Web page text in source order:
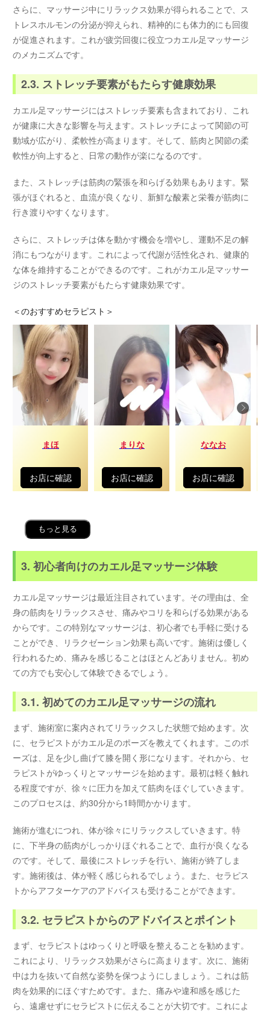
さらに、マッサージ中にリラックス効果が得られることで、ス
トレスホルモンの分泌が抑えられ、精神的にも体力的にも回復
が促進されます。これが疲労回復に役立つカエル足マッサージ
のメカニズムです。
2.3. ストレッチ要素がもたらす健康効果
カエル足マッサージにはストレッチ要素も含まれており、これ
が健康に大きな影響を与えます。ストレッチによって関節の可
動域が広がり、柔軟性が高まります。そして、筋肉と関節の柔
軟性が向上すると、日常の動作が楽になるのです。
また、ストレッチは筋肉の緊張を和らげる効果もあります。緊
張がほぐれると、血流が良くなり、新鮮な酸素と栄養が筋肉に
行き渡りやすくなります。
さらに、ストレッチは体を動かす機会を増やし、運動不足の解
消にもつながります。これによって代謝が活性化され、健康的
な体を維持することができるのです。これがカエル足マッサー
ジのストレッチ要素がもたらす健康効果です。
＜のおすすめセラピスト＞
まほ
お店に確認
まりな
お店に確認
ななお
お店に確認
もっと見る
3. 初心者向けのカエル足マッサージ体験
カエル足マッサージは最近注目されています。その理由は、全
身の筋肉をリラックスさせ、痛みやコリを和らげる効果がある
からです。この特別なマッサージは、初心者でも手軽に受ける
ことができ、リラクゼーション効果も高いです。施術は優しく
行われるため、痛みを感じることはほとんどありません。初め
ての方でも安心して体験できるでしょう。
3.1. 初めてのカエル足マッサージの流れ
まず、施術室に案内されてリラックスした状態で始めます。次
に、セラピストがカエル足のポーズを教えてくれます。このポ
ーズは、足を少し曲げて膝を開く形になります。それから、セ
ラピストがゆっくりとマッサージを始めます。最初は軽く触れ
る程度ですが、徐々に圧力を加えて筋肉をほぐしていきます。
このプロセスは、約30分から1時間かかります。
施術が進むにつれ、体が徐々にリラックスしていきます。特
に、下半身の筋肉がしっかりほぐれることで、血行が良くなる
のです。そして、最後にストレッチを行い、施術が終了しま
す。施術後は、体が軽く感じられるでしょう。また、セラピス
トからアフターケアのアドバイスも受けることができます。
3.2. セラピストからのアドバイスとポイント
まず、セラピストはゆっくりと呼吸を整えることを勧めます。
これにより、リラックス効果がさらに高まります。次に、施術
中は力を抜いて自然な姿勢を保つようにしましょう。これは筋
肉を効果的にほぐすためです。また、痛みや違和感を感じた
ら、遠慮せずにセラピストに伝えることが大切です。これによ